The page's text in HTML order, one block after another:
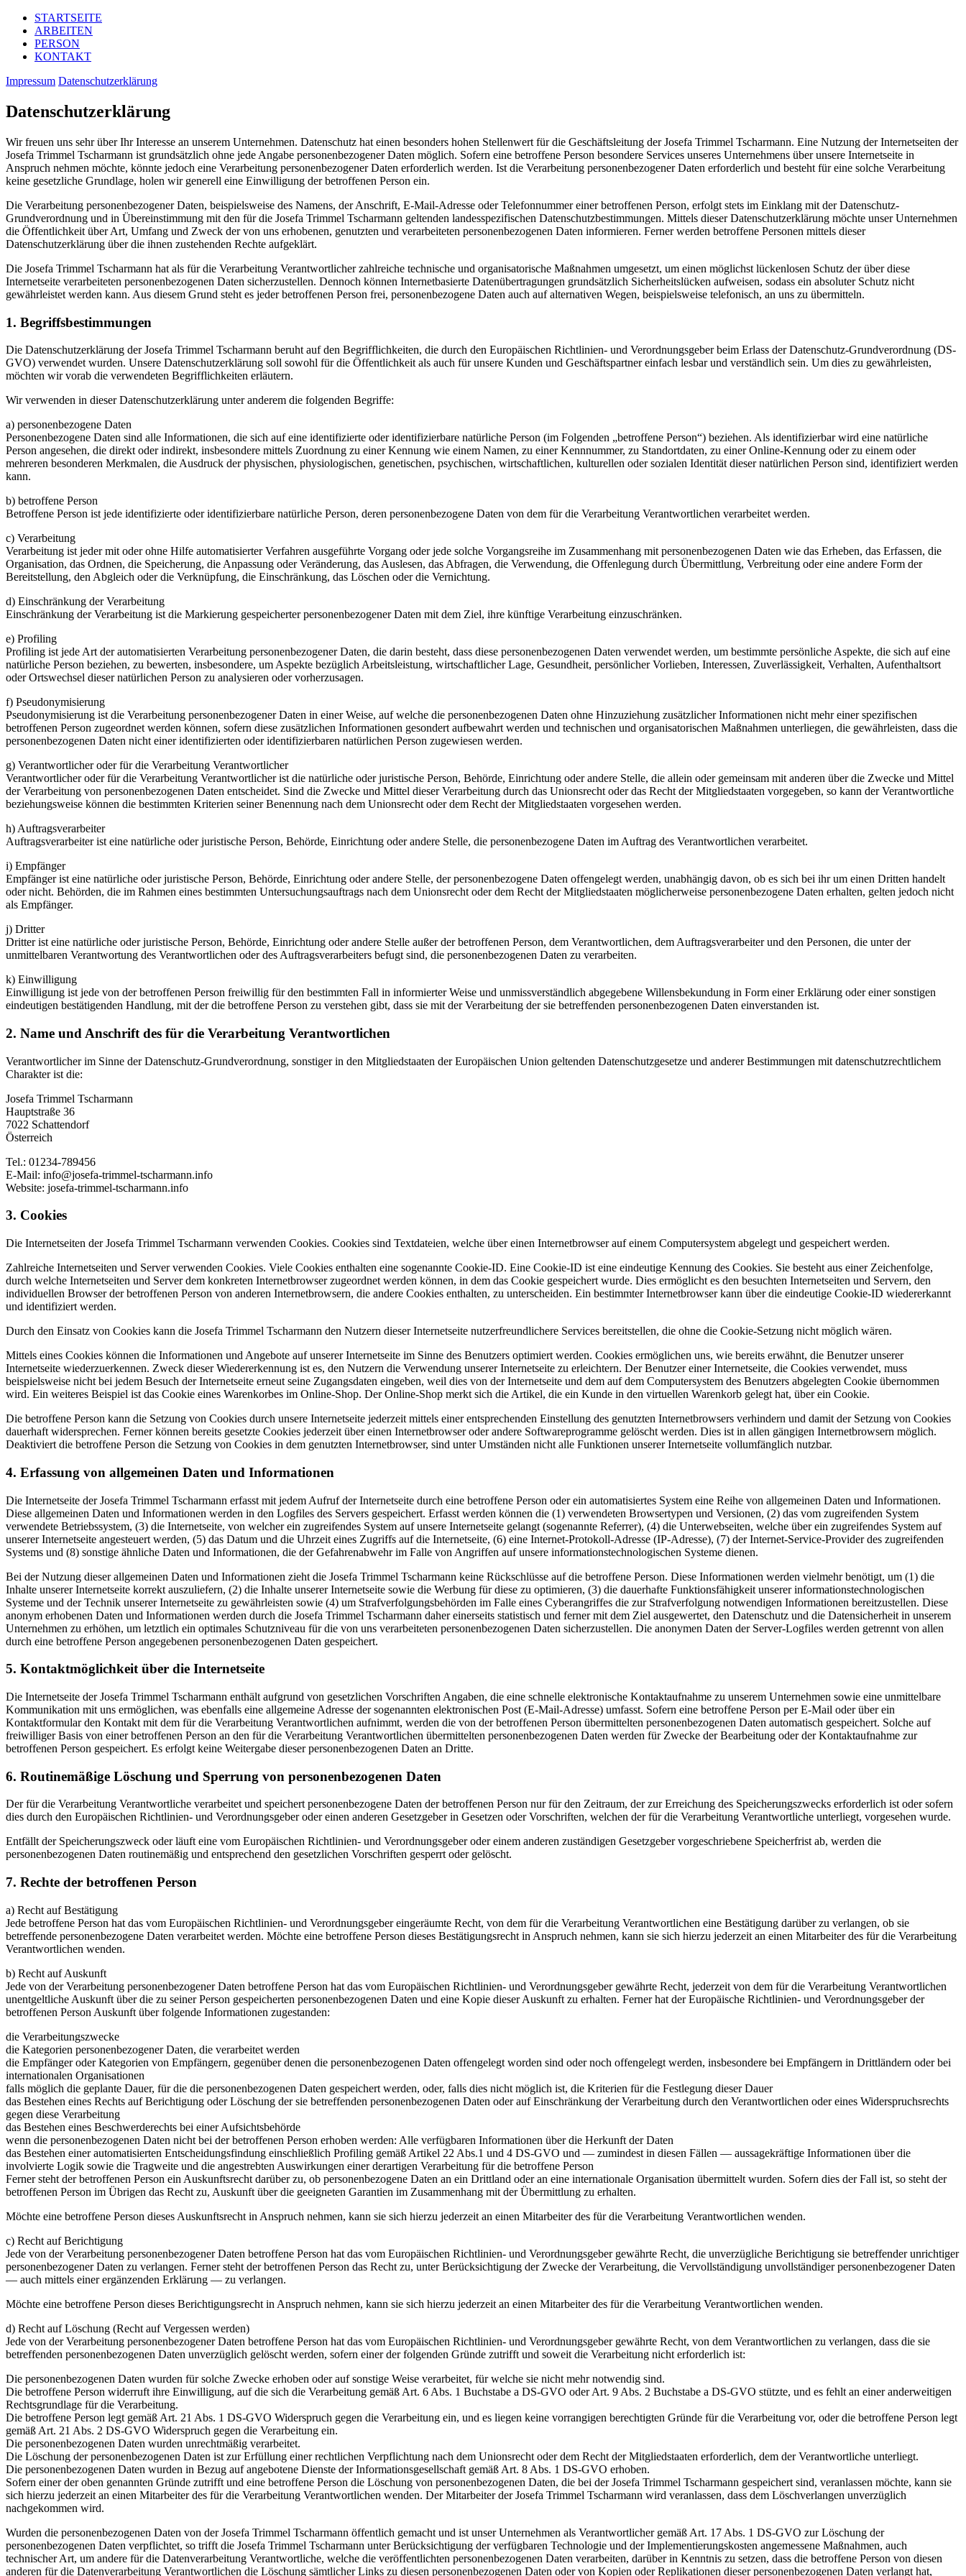
STARTSEITE
ARBEITEN
PERSON
KONTAKT
Impressum Datenschutzerklärung
Datenschutzerklärung
Wir freuen uns sehr über Ihr Interesse an unserem Unternehmen. Datenschutz hat einen besonders hohen Stellenwert für die Geschäftsleitung der Josefa Trimmel Tscharmann. Eine Nutzung der Internetseiten der
Josefa Trimmel Tscharmann ist grundsätzlich ohne jede Angabe personenbezogener Daten möglich. Sofern eine betroffene Person besondere Services unseres Unternehmens über unsere Internetseite in
Anspruch nehmen möchte, könnte jedoch eine Verarbeitung personenbezogener Daten erforderlich werden. Ist die Verarbeitung personenbezogener Daten erforderlich und besteht für eine solche Verarbeitung
keine gesetzliche Grundlage, holen wir generell eine Einwilligung der betroffenen Person ein.
Die Verarbeitung personenbezogener Daten, beispielsweise des Namens, der Anschrift, E-Mail-Adresse oder Telefonnummer einer betroffenen Person, erfolgt stets im Einklang mit der Datenschutz-
Grundverordnung und in Übereinstimmung mit den für die Josefa Trimmel Tscharmann geltenden landesspezifischen Datenschutzbestimmungen. Mittels dieser Datenschutzerklärung möchte unser Unternehmen
die Öffentlichkeit über Art, Umfang und Zweck der von uns erhobenen, genutzten und verarbeiteten personenbezogenen Daten informieren. Ferner werden betroffene Personen mittels dieser
Datenschutzerklärung über die ihnen zustehenden Rechte aufgeklärt.
Die Josefa Trimmel Tscharmann hat als für die Verarbeitung Verantwortlicher zahlreiche technische und organisatorische Maßnahmen umgesetzt, um einen möglichst lückenlosen Schutz der über diese
Internetseite verarbeiteten personenbezogenen Daten sicherzustellen. Dennoch können Internetbasierte Datenübertragungen grundsätzlich Sicherheitslücken aufweisen, sodass ein absoluter Schutz nicht
gewährleistet werden kann. Aus diesem Grund steht es jeder betroffenen Person frei, personenbezogene Daten auch auf alternativen Wegen, beispielsweise telefonisch, an uns zu übermitteln.
1. Begriffsbestimmungen
Die Datenschutzerklärung der Josefa Trimmel Tscharmann beruht auf den Begrifflichkeiten, die durch den Europäischen Richtlinien- und Verordnungsgeber beim Erlass der Datenschutz-Grundverordnung (DS-
GVO) verwendet wurden. Unsere Datenschutzerklärung soll sowohl für die Öffentlichkeit als auch für unsere Kunden und Geschäftspartner einfach lesbar und verständlich sein. Um dies zu gewährleisten,
möchten wir vorab die verwendeten Begrifflichkeiten erläutern.
Wir verwenden in dieser Datenschutzerklärung unter anderem die folgenden Begriffe:
a) personenbezogene Daten
Personenbezogene Daten sind alle Informationen, die sich auf eine identifizierte oder identifizierbare natürliche Person (im Folgenden „betroffene Person“) beziehen. Als identifizierbar wird eine natürliche
Person angesehen, die direkt oder indirekt, insbesondere mittels Zuordnung zu einer Kennung wie einem Namen, zu einer Kennnummer, zu Standortdaten, zu einer Online-Kennung oder zu einem oder
mehreren besonderen Merkmalen, die Ausdruck der physischen, physiologischen, genetischen, psychischen, wirtschaftlichen, kulturellen oder sozialen Identität dieser natürlichen Person sind, identifiziert werden
kann.
b) betroffene Person
Betroffene Person ist jede identifizierte oder identifizierbare natürliche Person, deren personenbezogene Daten von dem für die Verarbeitung Verantwortlichen verarbeitet werden.
c) Verarbeitung
Verarbeitung ist jeder mit oder ohne Hilfe automatisierter Verfahren ausgeführte Vorgang oder jede solche Vorgangsreihe im Zusammenhang mit personenbezogenen Daten wie das Erheben, das Erfassen, die
Organisation, das Ordnen, die Speicherung, die Anpassung oder Veränderung, das Auslesen, das Abfragen, die Verwendung, die Offenlegung durch Übermittlung, Verbreitung oder eine andere Form der
Bereitstellung, den Abgleich oder die Verknüpfung, die Einschränkung, das Löschen oder die Vernichtung.
d) Einschränkung der Verarbeitung
Einschränkung der Verarbeitung ist die Markierung gespeicherter personenbezogener Daten mit dem Ziel, ihre künftige Verarbeitung einzuschränken.
e) Profiling
Profiling ist jede Art der automatisierten Verarbeitung personenbezogener Daten, die darin besteht, dass diese personenbezogenen Daten verwendet werden, um bestimmte persönliche Aspekte, die sich auf eine
natürliche Person beziehen, zu bewerten, insbesondere, um Aspekte bezüglich Arbeitsleistung, wirtschaftlicher Lage, Gesundheit, persönlicher Vorlieben, Interessen, Zuverlässigkeit, Verhalten, Aufenthaltsort
oder Ortswechsel dieser natürlichen Person zu analysieren oder vorherzusagen.
f) Pseudonymisierung
Pseudonymisierung ist die Verarbeitung personenbezogener Daten in einer Weise, auf welche die personenbezogenen Daten ohne Hinzuziehung zusätzlicher Informationen nicht mehr einer spezifischen
betroffenen Person zugeordnet werden können, sofern diese zusätzlichen Informationen gesondert aufbewahrt werden und technischen und organisatorischen Maßnahmen unterliegen, die gewährleisten, dass die
personenbezogenen Daten nicht einer identifizierten oder identifizierbaren natürlichen Person zugewiesen werden.
g) Verantwortlicher oder für die Verarbeitung Verantwortlicher
Verantwortlicher oder für die Verarbeitung Verantwortlicher ist die natürliche oder juristische Person, Behörde, Einrichtung oder andere Stelle, die allein oder gemeinsam mit anderen über die Zwecke und Mittel
der Verarbeitung von personenbezogenen Daten entscheidet. Sind die Zwecke und Mittel dieser Verarbeitung durch das Unionsrecht oder das Recht der Mitgliedstaaten vorgegeben, so kann der Verantwortliche
beziehungsweise können die bestimmten Kriterien seiner Benennung nach dem Unionsrecht oder dem Recht der Mitgliedstaaten vorgesehen werden.
h) Auftragsverarbeiter
Auftragsverarbeiter ist eine natürliche oder juristische Person, Behörde, Einrichtung oder andere Stelle, die personenbezogene Daten im Auftrag des Verantwortlichen verarbeitet.
i) Empfänger
Empfänger ist eine natürliche oder juristische Person, Behörde, Einrichtung oder andere Stelle, der personenbezogene Daten offengelegt werden, unabhängig davon, ob es sich bei ihr um einen Dritten handelt
oder nicht. Behörden, die im Rahmen eines bestimmten Untersuchungsauftrags nach dem Unionsrecht oder dem Recht der Mitgliedstaaten möglicherweise personenbezogene Daten erhalten, gelten jedoch nicht
als Empfänger.
j) Dritter
Dritter ist eine natürliche oder juristische Person, Behörde, Einrichtung oder andere Stelle außer der betroffenen Person, dem Verantwortlichen, dem Auftragsverarbeiter und den Personen, die unter der
unmittelbaren Verantwortung des Verantwortlichen oder des Auftragsverarbeiters befugt sind, die personenbezogenen Daten zu verarbeiten.
k) Einwilligung
Einwilligung ist jede von der betroffenen Person freiwillig für den bestimmten Fall in informierter Weise und unmissverständlich abgegebene Willensbekundung in Form einer Erklärung oder einer sonstigen
eindeutigen bestätigenden Handlung, mit der die betroffene Person zu verstehen gibt, dass sie mit der Verarbeitung der sie betreffenden personenbezogenen Daten einverstanden ist.
2. Name und Anschrift des für die Verarbeitung Verantwortlichen
Verantwortlicher im Sinne der Datenschutz-Grundverordnung, sonstiger in den Mitgliedstaaten der Europäischen Union geltenden Datenschutzgesetze und anderer Bestimmungen mit datenschutzrechtlichem
Charakter ist die:
Josefa Trimmel Tscharmann
Hauptstraße 36
7022 Schattendorf
Österreich
Tel.: 01234-789456
E-Mail: info@josefa-trimmel-tscharmann.info
Website: josefa-trimmel-tscharmann.info
3. Cookies
Die Internetseiten der Josefa Trimmel Tscharmann verwenden Cookies. Cookies sind Textdateien, welche über einen Internetbrowser auf einem Computersystem abgelegt und gespeichert werden.
Zahlreiche Internetseiten und Server verwenden Cookies. Viele Cookies enthalten eine sogenannte Cookie-ID. Eine Cookie-ID ist eine eindeutige Kennung des Cookies. Sie besteht aus einer Zeichenfolge,
durch welche Internetseiten und Server dem konkreten Internetbrowser zugeordnet werden können, in dem das Cookie gespeichert wurde. Dies ermöglicht es den besuchten Internetseiten und Servern, den
individuellen Browser der betroffenen Person von anderen Internetbrowsern, die andere Cookies enthalten, zu unterscheiden. Ein bestimmter Internetbrowser kann über die eindeutige Cookie-ID wiedererkannt
und identifiziert werden.
Durch den Einsatz von Cookies kann die Josefa Trimmel Tscharmann den Nutzern dieser Internetseite nutzerfreundlichere Services bereitstellen, die ohne die Cookie-Setzung nicht möglich wären.
Mittels eines Cookies können die Informationen und Angebote auf unserer Internetseite im Sinne des Benutzers optimiert werden. Cookies ermöglichen uns, wie bereits erwähnt, die Benutzer unserer
Internetseite wiederzuerkennen. Zweck dieser Wiedererkennung ist es, den Nutzern die Verwendung unserer Internetseite zu erleichtern. Der Benutzer einer Internetseite, die Cookies verwendet, muss
beispielsweise nicht bei jedem Besuch der Internetseite erneut seine Zugangsdaten eingeben, weil dies von der Internetseite und dem auf dem Computersystem des Benutzers abgelegten Cookie übernommen
wird. Ein weiteres Beispiel ist das Cookie eines Warenkorbes im Online-Shop. Der Online-Shop merkt sich die Artikel, die ein Kunde in den virtuellen Warenkorb gelegt hat, über ein Cookie.
Die betroffene Person kann die Setzung von Cookies durch unsere Internetseite jederzeit mittels einer entsprechenden Einstellung des genutzten Internetbrowsers verhindern und damit der Setzung von Cookies
dauerhaft widersprechen. Ferner können bereits gesetzte Cookies jederzeit über einen Internetbrowser oder andere Softwareprogramme gelöscht werden. Dies ist in allen gängigen Internetbrowsern möglich.
Deaktiviert die betroffene Person die Setzung von Cookies in dem genutzten Internetbrowser, sind unter Umständen nicht alle Funktionen unserer Internetseite vollumfänglich nutzbar.
4. Erfassung von allgemeinen Daten und Informationen
Die Internetseite der Josefa Trimmel Tscharmann erfasst mit jedem Aufruf der Internetseite durch eine betroffene Person oder ein automatisiertes System eine Reihe von allgemeinen Daten und Informationen.
Diese allgemeinen Daten und Informationen werden in den Logfiles des Servers gespeichert. Erfasst werden können die (1) verwendeten Browsertypen und Versionen, (2) das vom zugreifenden System
verwendete Betriebssystem, (3) die Internetseite, von welcher ein zugreifendes System auf unsere Internetseite gelangt (sogenannte Referrer), (4) die Unterwebseiten, welche über ein zugreifendes System auf
unserer Internetseite angesteuert werden, (5) das Datum und die Uhrzeit eines Zugriffs auf die Internetseite, (6) eine Internet-Protokoll-Adresse (IP-Adresse), (7) der Internet-Service-Provider des zugreifenden
Systems und (8) sonstige ähnliche Daten und Informationen, die der Gefahrenabwehr im Falle von Angriffen auf unsere informationstechnologischen Systeme dienen.
Bei der Nutzung dieser allgemeinen Daten und Informationen zieht die Josefa Trimmel Tscharmann keine Rückschlüsse auf die betroffene Person. Diese Informationen werden vielmehr benötigt, um (1) die
Inhalte unserer Internetseite korrekt auszuliefern, (2) die Inhalte unserer Internetseite sowie die Werbung für diese zu optimieren, (3) die dauerhafte Funktionsfähigkeit unserer informationstechnologischen
Systeme und der Technik unserer Internetseite zu gewährleisten sowie (4) um Strafverfolgungsbehörden im Falle eines Cyberangriffes die zur Strafverfolgung notwendigen Informationen bereitzustellen. Diese
anonym erhobenen Daten und Informationen werden durch die Josefa Trimmel Tscharmann daher einerseits statistisch und ferner mit dem Ziel ausgewertet, den Datenschutz und die Datensicherheit in unserem
Unternehmen zu erhöhen, um letztlich ein optimales Schutzniveau für die von uns verarbeiteten personenbezogenen Daten sicherzustellen. Die anonymen Daten der Server-Logfiles werden getrennt von allen
durch eine betroffene Person angegebenen personenbezogenen Daten gespeichert.
5. Kontaktmöglichkeit über die Internetseite
Die Internetseite der Josefa Trimmel Tscharmann enthält aufgrund von gesetzlichen Vorschriften Angaben, die eine schnelle elektronische Kontaktaufnahme zu unserem Unternehmen sowie eine unmittelbare
Kommunikation mit uns ermöglichen, was ebenfalls eine allgemeine Adresse der sogenannten elektronischen Post (E-Mail-Adresse) umfasst. Sofern eine betroffene Person per E-Mail oder über ein
Kontaktformular den Kontakt mit dem für die Verarbeitung Verantwortlichen aufnimmt, werden die von der betroffenen Person übermittelten personenbezogenen Daten automatisch gespeichert. Solche auf
freiwilliger Basis von einer betroffenen Person an den für die Verarbeitung Verantwortlichen übermittelten personenbezogenen Daten werden für Zwecke der Bearbeitung oder der Kontaktaufnahme zur
betroffenen Person gespeichert. Es erfolgt keine Weitergabe dieser personenbezogenen Daten an Dritte.
6. Routinemäßige Löschung und Sperrung von personenbezogenen Daten
Der für die Verarbeitung Verantwortliche verarbeitet und speichert personenbezogene Daten der betroffenen Person nur für den Zeitraum, der zur Erreichung des Speicherungszwecks erforderlich ist oder sofern
dies durch den Europäischen Richtlinien- und Verordnungsgeber oder einen anderen Gesetzgeber in Gesetzen oder Vorschriften, welchen der für die Verarbeitung Verantwortliche unterliegt, vorgesehen wurde.
Entfällt der Speicherungszweck oder läuft eine vom Europäischen Richtlinien- und Verordnungsgeber oder einem anderen zuständigen Gesetzgeber vorgeschriebene Speicherfrist ab, werden die
personenbezogenen Daten routinemäßig und entsprechend den gesetzlichen Vorschriften gesperrt oder gelöscht.
7. Rechte der betroffenen Person
a) Recht auf Bestätigung
Jede betroffene Person hat das vom Europäischen Richtlinien- und Verordnungsgeber eingeräumte Recht, von dem für die Verarbeitung Verantwortlichen eine Bestätigung darüber zu verlangen, ob sie
betreffende personenbezogene Daten verarbeitet werden. Möchte eine betroffene Person dieses Bestätigungsrecht in Anspruch nehmen, kann sie sich hierzu jederzeit an einen Mitarbeiter des für die Verarbeitung
Verantwortlichen wenden.
b) Recht auf Auskunft
Jede von der Verarbeitung personenbezogener Daten betroffene Person hat das vom Europäischen Richtlinien- und Verordnungsgeber gewährte Recht, jederzeit von dem für die Verarbeitung Verantwortlichen
unentgeltliche Auskunft über die zu seiner Person gespeicherten personenbezogenen Daten und eine Kopie dieser Auskunft zu erhalten. Ferner hat der Europäische Richtlinien- und Verordnungsgeber der
betroffenen Person Auskunft über folgende Informationen zugestanden:
die Verarbeitungszwecke
die Kategorien personenbezogener Daten, die verarbeitet werden
die Empfänger oder Kategorien von Empfängern, gegenüber denen die personenbezogenen Daten offengelegt worden sind oder noch offengelegt werden, insbesondere bei Empfängern in Drittländern oder bei
internationalen Organisationen
falls möglich die geplante Dauer, für die die personenbezogenen Daten gespeichert werden, oder, falls dies nicht möglich ist, die Kriterien für die Festlegung dieser Dauer
das Bestehen eines Rechts auf Berichtigung oder Löschung der sie betreffenden personenbezogenen Daten oder auf Einschränkung der Verarbeitung durch den Verantwortlichen oder eines Widerspruchsrechts
gegen diese Verarbeitung
das Bestehen eines Beschwerderechts bei einer Aufsichtsbehörde
wenn die personenbezogenen Daten nicht bei der betroffenen Person erhoben werden: Alle verfügbaren Informationen über die Herkunft der Daten
das Bestehen einer automatisierten Entscheidungsfindung einschließlich Profiling gemäß Artikel 22 Abs.1 und 4 DS-GVO und — zumindest in diesen Fällen — aussagekräftige Informationen über die
involvierte Logik sowie die Tragweite und die angestrebten Auswirkungen einer derartigen Verarbeitung für die betroffene Person
Ferner steht der betroffenen Person ein Auskunftsrecht darüber zu, ob personenbezogene Daten an ein Drittland oder an eine internationale Organisation übermittelt wurden. Sofern dies der Fall ist, so steht der
betroffenen Person im Übrigen das Recht zu, Auskunft über die geeigneten Garantien im Zusammenhang mit der Übermittlung zu erhalten.
Möchte eine betroffene Person dieses Auskunftsrecht in Anspruch nehmen, kann sie sich hierzu jederzeit an einen Mitarbeiter des für die Verarbeitung Verantwortlichen wenden.
c) Recht auf Berichtigung
Jede von der Verarbeitung personenbezogener Daten betroffene Person hat das vom Europäischen Richtlinien- und Verordnungsgeber gewährte Recht, die unverzügliche Berichtigung sie betreffender unrichtiger
personenbezogener Daten zu verlangen. Ferner steht der betroffenen Person das Recht zu, unter Berücksichtigung der Zwecke der Verarbeitung, die Vervollständigung unvollständiger personenbezogener Daten
— auch mittels einer ergänzenden Erklärung — zu verlangen.
Möchte eine betroffene Person dieses Berichtigungsrecht in Anspruch nehmen, kann sie sich hierzu jederzeit an einen Mitarbeiter des für die Verarbeitung Verantwortlichen wenden.
d) Recht auf Löschung (Recht auf Vergessen werden)
Jede von der Verarbeitung personenbezogener Daten betroffene Person hat das vom Europäischen Richtlinien- und Verordnungsgeber gewährte Recht, von dem Verantwortlichen zu verlangen, dass die sie
betreffenden personenbezogenen Daten unverzüglich gelöscht werden, sofern einer der folgenden Gründe zutrifft und soweit die Verarbeitung nicht erforderlich ist:
Die personenbezogenen Daten wurden für solche Zwecke erhoben oder auf sonstige Weise verarbeitet, für welche sie nicht mehr notwendig sind.
Die betroffene Person widerruft ihre Einwilligung, auf die sich die Verarbeitung gemäß Art. 6 Abs. 1 Buchstabe a DS-GVO oder Art. 9 Abs. 2 Buchstabe a DS-GVO stützte, und es fehlt an einer anderweitigen
Rechtsgrundlage für die Verarbeitung.
Die betroffene Person legt gemäß Art. 21 Abs. 1 DS-GVO Widerspruch gegen die Verarbeitung ein, und es liegen keine vorrangigen berechtigten Gründe für die Verarbeitung vor, oder die betroffene Person legt
gemäß Art. 21 Abs. 2 DS-GVO Widerspruch gegen die Verarbeitung ein.
Die personenbezogenen Daten wurden unrechtmäßig verarbeitet.
Die Löschung der personenbezogenen Daten ist zur Erfüllung einer rechtlichen Verpflichtung nach dem Unionsrecht oder dem Recht der Mitgliedstaaten erforderlich, dem der Verantwortliche unterliegt.
Die personenbezogenen Daten wurden in Bezug auf angebotene Dienste der Informationsgesellschaft gemäß Art. 8 Abs. 1 DS-GVO erhoben.
Sofern einer der oben genannten Gründe zutrifft und eine betroffene Person die Löschung von personenbezogenen Daten, die bei der Josefa Trimmel Tscharmann gespeichert sind, veranlassen möchte, kann sie
sich hierzu jederzeit an einen Mitarbeiter des für die Verarbeitung Verantwortlichen wenden. Der Mitarbeiter der Josefa Trimmel Tscharmann wird veranlassen, dass dem Löschverlangen unverzüglich
nachgekommen wird.
Wurden die personenbezogenen Daten von der Josefa Trimmel Tscharmann öffentlich gemacht und ist unser Unternehmen als Verantwortlicher gemäß Art. 17 Abs. 1 DS-GVO zur Löschung der
personenbezogenen Daten verpflichtet, so trifft die Josefa Trimmel Tscharmann unter Berücksichtigung der verfügbaren Technologie und der Implementierungskosten angemessene Maßnahmen, auch
technischer Art, um andere für die Datenverarbeitung Verantwortliche, welche die veröffentlichten personenbezogenen Daten verarbeiten, darüber in Kenntnis zu setzen, dass die betroffene Person von diesen
anderen für die Datenverarbeitung Verantwortlichen die Löschung sämtlicher Links zu diesen personenbezogenen Daten oder von Kopien oder Replikationen dieser personenbezogenen Daten verlangt hat,